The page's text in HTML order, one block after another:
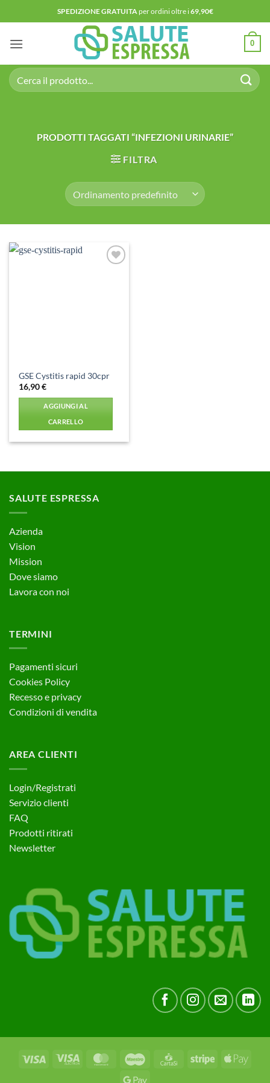
ai
contenuti
SPEDIZIONE GRATUITAper ordini oltre i69,90€
0
Cerca:
PRODOTTI TAGGATI “INFEZIONI URINARIE”
FILTRA
GSE Cystitis rapid 30cpr
16,90€
AGGIUNGI AL
CARRELLO
SALUTE ESPRESSA
Azienda
Vision
Mission
Dove siamo
Lavora con noi
TERMINI
Pagamenti sicuri
Cookies Policy
Recesso e privacy
Condizioni di vendita
AREA CLIENTI
Login/Registrati
Servizio clienti
FAQ
Prodotti ritirati
Newsletter
Visa
Visa
MasterCardMaestro CartaSi Stripe
Apple
Google